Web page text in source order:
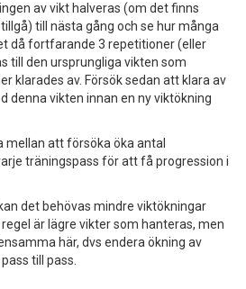
av vikt halveras (om det finns
till nästa gång och se hur många
då fortfarande 3 repetitioner (eller
till den ursprungliga vikten som
klarades av. Försök sedan att klara av
denna vikten innan en ny viktökning
att försöka öka antal
träningspass för att få progression i
det behövas mindre viktökningar
är lägre vikter som hanteras, men
här, dvs endera ökning av
till pass.